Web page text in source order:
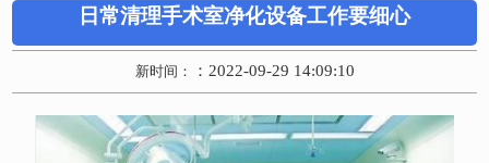
日常清理手术室净化设备工作要细心
新时间： ：2022-09-29 14:09:10